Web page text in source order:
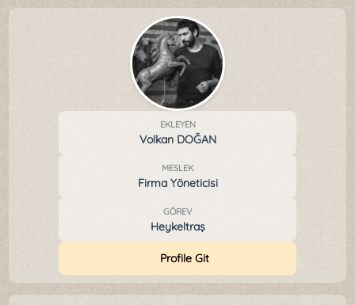
EKLEYEN
Volkan DOĞAN
MESLEK
Firma Yöneticisi
GÖREV
Heykeltraş
Profile Git